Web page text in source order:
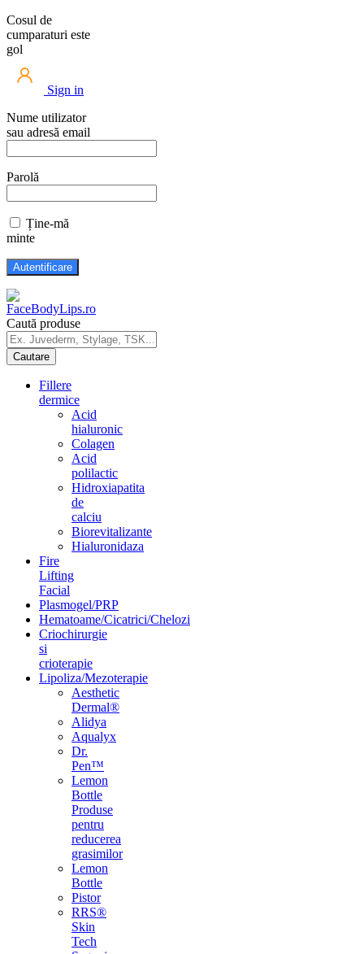
Cosul de
cumparaturi este
gol
Sign in
Nume utilizator
sau adresă email
Parolă
Ține-mă
minte
Caută produse
Fillere
dermice
Acid
hialuronic
Colagen
Acid
polilactic
Hidroxiapatita
de
calciu
Biorevitalizante
Hialuronidaza
Fire
Lifting
Facial
Plasmogel/PRP
Hematoame/Cicatrici/Chelozi
Criochirurgie
si
crioterapie
Lipoliza/Mezoterapie
Aesthetic
Dermal®
Alidya
Aqualyx
Dr.
Pen™
Lemon
Bottle
Produse
pentru
reducerea
grasimilor
Lemon
Bottle
Pistor
RRS®
Skin
Tech